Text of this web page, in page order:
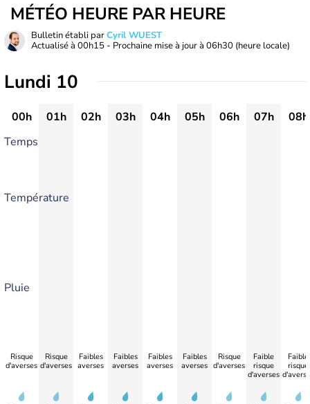
MÉTÉO HEURE PAR HEURE
Bulletin établi parCyril WUEST
Actualisé à 00h15 - Prochaine mise à jour à 06h30 (heure locale)
Lundi 10
00h 01h 02h 03h 04h 05h 06h 07h
08h
Temps
Température
Pluie
Risque
d'averses
Risque
d'averses
Faibles
averses
Faibles
averses
Faibles
averses
Faibles
averses
Risque
d'averses
Faible
risque
d'averses
Faible
risque